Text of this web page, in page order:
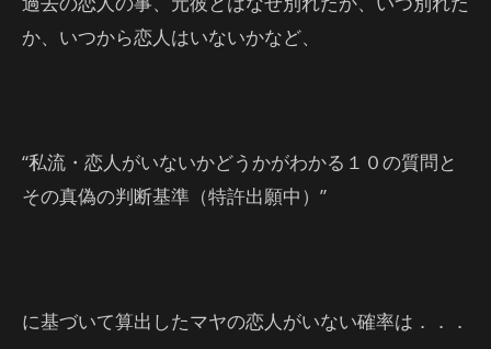
か、いつから恋人はいないかなど、
“私流・恋人がいないかどうかがわかる１０の質問と
その真偽の判断基準（特許出願中）”
に基づいて算出したマヤの恋人がいない確率は．．．